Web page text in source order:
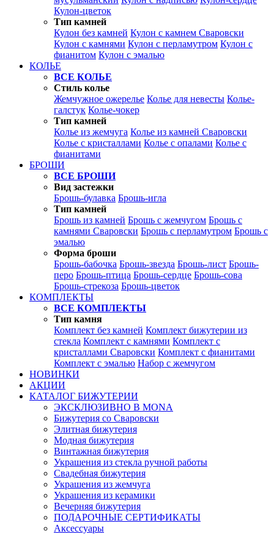
Кулон-цветок
Тип камней
Кулон без камней Кулон с камнем Сваровски
Кулон с камнями Кулон с перламутром Кулон с
фианитом Кулон с эмалью
КОЛЬЕ
ВСЕ КОЛЬЕ
Стиль колье
Жемчужное ожерелье Колье для невесты Колье-
галстук Колье-чокер
Тип камней
Колье из жемчуга Колье из камней Сваровски
Колье с кристаллами Колье с опалами Колье с
фианитами
БРОШИ
ВСЕ БРОШИ
Вид застежки
Брошь-булавка Брошь-игла
Тип камней
Брошь из камней Брошь с жемчугом Брошь с
камнями Сваровски Брошь с перламутром Брошь с
эмалью
Форма броши
Брошь-бабочка Брошь-звезда Брошь-лист Брошь-
перо Брошь-птица Брошь-сердце Брошь-сова
Брошь-стрекоза Брошь-цветок
КОМПЛЕКТЫ
ВСЕ КОМПЛЕКТЫ
Тип камня
Комплект без камней Комплект бижутерии из
стекла Комплект с камнями Комплект с
кристаллами Сваровски Комплект с фианитами
Комплект с эмалью Набор с жемчугом
НОВИНКИ
АКЦИИ
КАТАЛОГ БИЖУТЕРИИ
ЭКСКЛЮЗИВНО В MONA
Бижутерия со Сваровски
Элитная бижутерия
Модная бижутерия
Винтажная бижутерия
Украшения из стекла ручной работы
Свадебная бижутерия
Украшения из жемчуга
Украшения из керамики
Вечерняя бижутерия
ПОДАРОЧНЫЕ СЕРТИФИКАТЫ
Аксессуары